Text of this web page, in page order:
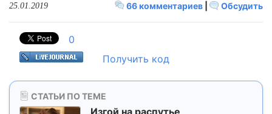
66 комментариев Обсудить
25.01.2019
0
Получить код
СТАТЬИ ПО ТЕМЕ
Изгой на распутье